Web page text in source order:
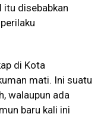
itu disebabkan
di Kota
mati. Ini suatu
walaupun ada
baru kali ini